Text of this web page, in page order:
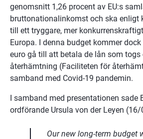
genomsnitt 1,26 procent av EU:s
bruttonationalinkomst och ska enligt
till ett tryggare, mer
Europa. I denna budget kommer
euro gå till att betala de lån som
återhämtning (Faciliteten för
samband med Covid-19 pandemin.
I samband med presentationen sade
ordförande Ursula von der Leyen
Our new long-term budget